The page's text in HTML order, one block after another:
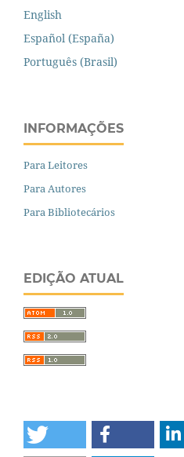
English
Español (España)
Português (Brasil)
INFORMAÇÕES
Para Leitores
Para Autores
Para Bibliotecários
EDIÇÃO ATUAL